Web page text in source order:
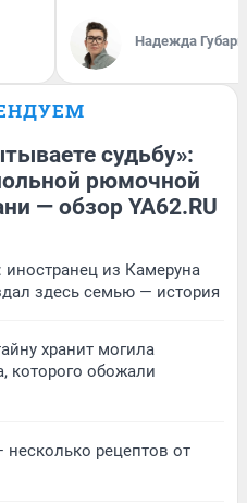
Надежда Губарь
судьбу»:
рюмочной
— обзор YA62.RU
из Камеруна
здесь семью — история
хранит могила
которого обожали
несколько рецептов от